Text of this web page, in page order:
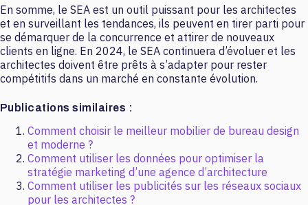
En somme, le SEA est un outil puissant pour les architectes
et en surveillant les tendances, ils peuvent en tirer parti pour
se démarquer de la concurrence et attirer de nouveaux
clients en ligne. En 2024, le SEA continuera d’évoluer et les
architectes doivent être prêts à s’adapter pour rester
compétitifs dans un marché en constante évolution.
Publications similaires :
Comment choisir le meilleur mobilier de bureau design
et moderne ?
Comment utiliser les données pour optimiser la
stratégie marketing d’une agence d’architecture
Comment utiliser les publicités sur les réseaux sociaux
pour les architectes ?